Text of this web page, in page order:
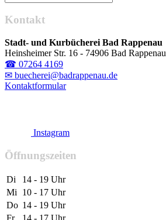
Kontakt
Stadt- und Kurbücherei Bad Rappenau
Heinsheimer Str. 16 - 74906 Bad Rappenau
☎ 07264 4169
✉ buecherei@badrappenau.de
Kontaktformular
Instagram
Öffnungszeiten
Di
14 - 19 Uhr
Mi
10 - 17 Uhr
Do 14 - 19 Uhr